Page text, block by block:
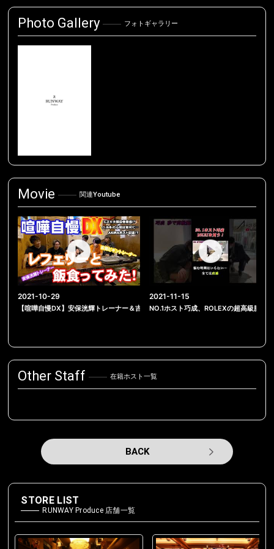
Photo Gallery フォトギャラリー
Movie 関連Youtube
2021-10-29
【喧嘩自慢DX】安保洸輝トレーナー＆吉岡ビギントレーナーと飯食ってみた！【振
2021-11-15
NO.1ホスト巧成、ROLEXの超高級腕時
Other Staff 在籍ホスト一覧
BACK
STORE LIST
RUNWAY Produce 店舗一覧